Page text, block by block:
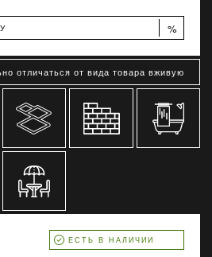
%
отличаться от вида товара вживую
ЕСТЬ В НАЛИЧИИ